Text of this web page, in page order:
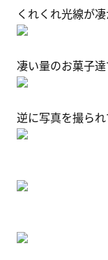
くれくれ光線が凄
凄い量のお菓子達
逆に写真を撮られ